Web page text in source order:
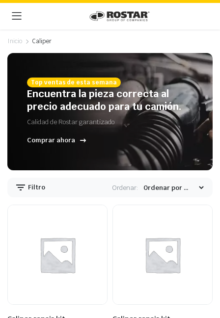
Inicio Caliper
Top ventas de esta semana
Encuentra la pieza correcta al
precio adecuado para tu camión.
Calidad de Rostar garantizado
Comprar ahora
Filtro Ordenar: